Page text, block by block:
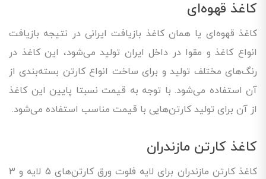
کاغذ قهوه‌ای
کاغذ قهوه‌ای یا همان کاغذ بازیافت ایرانی در نتیجه بازیافت
انواع کاغذ و مقوا در داخل ایران تولید می‌شود، این کاغذ در
رنگ‌های مختلف تولید و برای ساخت انواع کارتن بسته‌بندی از
آن استفاده می‌شود. با توجه به قیمت نسبتا پایین این کاغذ
از آن برای تولید کارتن‌هایی با قیمت مناسب استفاده می‌شود.
کاغذ کارتن مازندران
کاغذ کارتن مازندران برای لایه فلوت ورق کارتن‌های 5 لایه و 3